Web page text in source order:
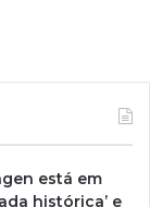
está em
histórica’ e